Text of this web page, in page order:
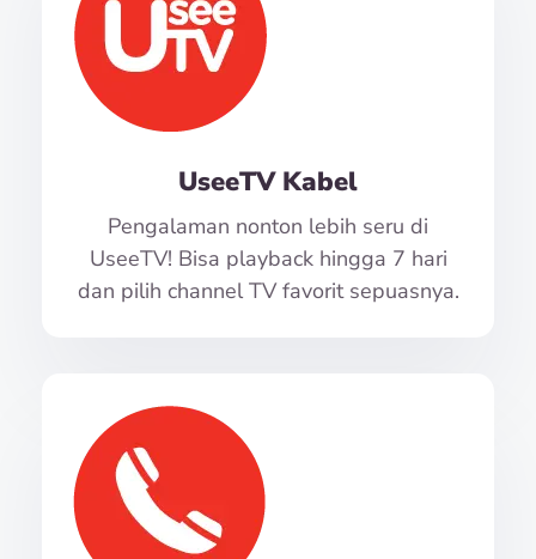
UseeTV Kabel
Pengalaman nonton lebih seru di
UseeTV! Bisa playback hingga 7 hari
dan pilih channel TV favorit sepuasnya.